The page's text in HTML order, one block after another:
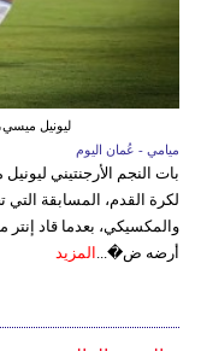
ليونيل
ميامي - عُمان اليوم
بات النجم الأرجنتيني
لكرة القدم، المسابقة التي
أرضه ض�...
المزيد